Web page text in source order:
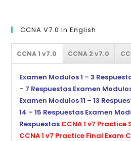
CCNA V7.0 In English
CCNA 1 v7.0 CCNA 2 v7.0
Examen Modulos 1 – 3
– 7 Respuestas Examen
Examen Modulos 11 – 13
14 – 15 Respuestas Examen
Respuestas CCNA 1 v7 Practice
CCNA 1 v7 Practice Final Exam